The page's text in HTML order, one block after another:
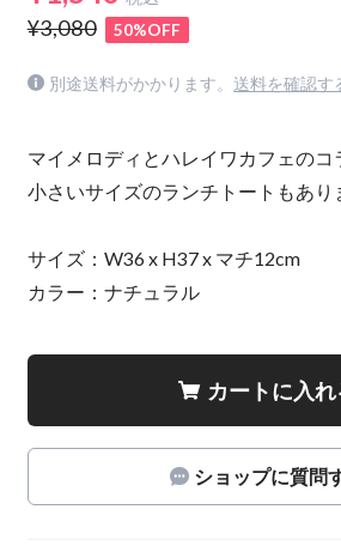
¥3,080 50%OFF
別途送料がかかります。 送料を確認す
マイメロディとハレイワカフェのコ
小さいサイズのランチトートもあり
サイズ：W36 x H37 x マチ12cm
カラー：ナチュラル
カートに入れ
ショップに質問